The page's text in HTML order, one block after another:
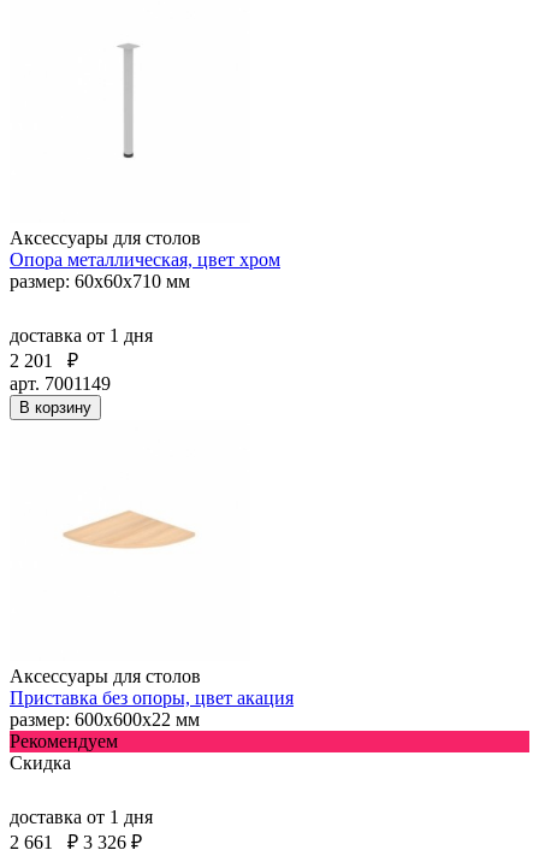
Аксессуары для столов
Опора металлическая, цвет хром
размер: 60х60х710 мм
доставка от 1 дня
2 201
₽
арт. 7001149
В корзину
Аксессуары для столов
Приставка без опоры, цвет акация
размер: 600х600х22 мм
Рекомендуем
Скидка
доставка от 1 дня
2 661
₽ 3 326 ₽